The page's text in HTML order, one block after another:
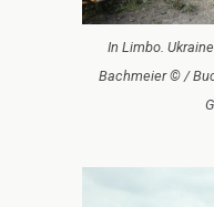
In Limbo.
Bachmeier © /